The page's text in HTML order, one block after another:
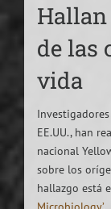
de las
vida
EE.UU., han
nacional
sobre los
hallazgo está